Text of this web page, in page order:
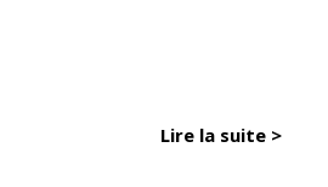
Lire la suite >